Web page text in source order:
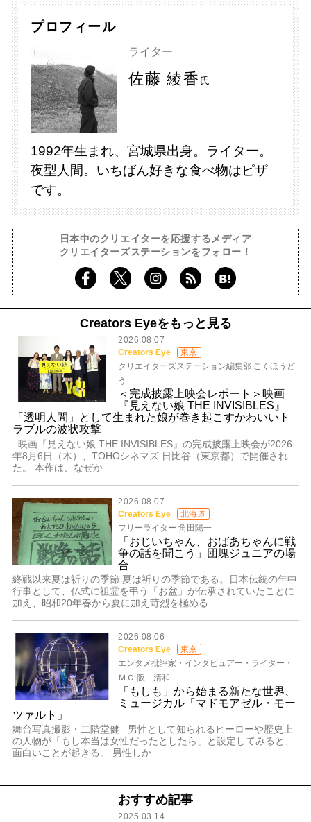
プロフィール
ライター
佐藤 綾香 氏
1992年生まれ、宮城県出身。ライター。
夜型人間。いちばん好きな食べ物はピザ
です。
日本中のクリエイターを応援するメディア
クリエイターズステーションをフォロー！
Creators Eyeをもっと見る
2026.08.07
Creators Eye
東京
クリエイターズステーション編集部 こくほうど
う
＜完成披露上映会レポート＞映画
『見えない娘 THE INVISIBLES』
「透明人間」として生まれた娘が巻き起こすかわいいト
ラブルの波状攻撃
映画『見えない娘 THE INVISIBLES』の完成披露上映会が2026
年8月6日（木）、TOHOシネマズ 日比谷（東京都）で開催され
た。 本作は、なぜか
2026.08.07
Creators Eye
北海道
フリーライター 角田陽一
「おじいちゃん、おばあちゃんに戦
争の話を聞こう」団塊ジュニアの場
合
終戦以来夏は祈りの季節 夏は祈りの季節である。日本伝統の年中
行事として、仏式に祖霊を弔う「お盆」が伝承されていたことに
加え、昭和20年春から夏に加え苛烈を極める
2026.08.06
Creators Eye
東京
エンタメ批評家・インタビュアー・ライター・
ＭＣ 阪 清和
「もしも」から始まる新たな世界、
ミュージカル「マドモアゼル・モー
ツァルト」
舞台写真撮影・二階堂健 男性として知られるヒーローや歴史上
の人物が「もし本当は女性だったとしたら」と設定してみると、
面白いことが起きる。 男性しか
おすすめ記事
2025.03.14